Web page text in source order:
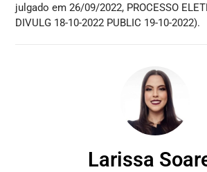
julgado em 26/09/2022, PROCESSO
DIVULG 18-10-2022 PUBLIC 19-10-2022).
Larissa